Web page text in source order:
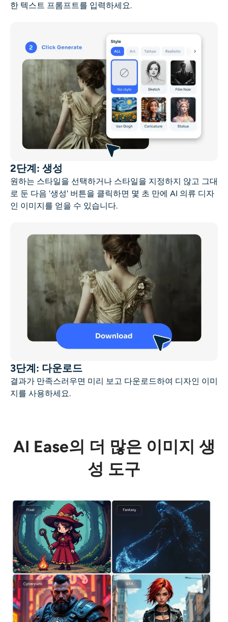
한 텍스트 프롬프트를 입력하세요.
2단계: 생성
원하는 스타일을 선택하거나 스타일을 지정하지 않고 그대
로 둔 다음 '생성' 버튼을 클릭하면 몇 초 만에 AI 의류 디자
인 이미지를 얻을 수 있습니다.
3단계: 다운로드
결과가 만족스러우면 미리 보고 다운로드하여 디자인 이미
지를 사용하세요.
AI Ease의 더 많은 이미지 생
성 도구